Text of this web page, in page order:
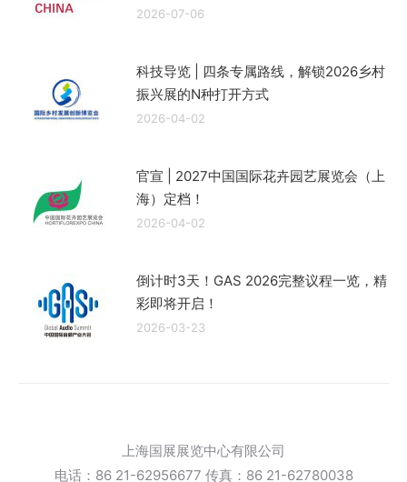
2026-07-06
科技导览 | 四条专属路线，解锁2026乡村
振兴展的N种打开方式
2026-04-02
官宣 | 2027中国国际花卉园艺展览会（上
海）定档！
2026-04-02
倒计时3天！GAS 2026完整议程一览，精
彩即将开启！
2026-03-23
上海国展展览中心有限公司
电话：86 21-62956677 传真：86 21-62780038